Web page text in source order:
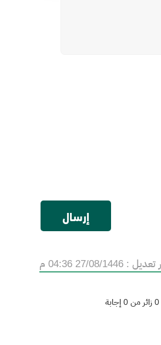
تعديل : 27/08/1446 04:36 م